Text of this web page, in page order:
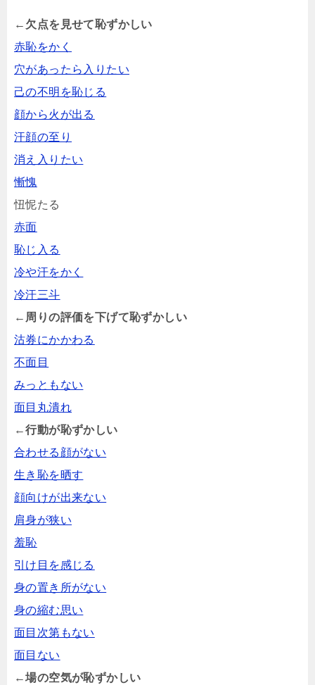
←欠点を見せて恥ずかしい
赤恥をかく
穴があったら入りたい
己の不明を恥じる
顔から火が出る
汗顔の至り
消え入りたい
慚愧
忸怩たる
赤面
恥じ入る
冷や汗をかく
冷汗三斗
←周りの評価を下げて恥ずかしい
沽券にかかわる
不面目
みっともない
面目丸潰れ
←行動が恥ずかしい
合わせる顔がない
生き恥を晒す
顔向けが出来ない
肩身が狭い
羞恥
引け目を感じる
身の置き所がない
身の縮む思い
面目次第もない
面目ない
←場の空気が恥ずかしい